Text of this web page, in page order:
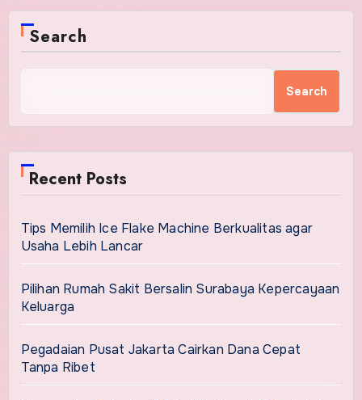
Search
Search
Recent Posts
Tips Memilih Ice Flake Machine Berkualitas agar
Usaha Lebih Lancar
Pilihan Rumah Sakit Bersalin Surabaya Kepercayaan
Keluarga
Pegadaian Pusat Jakarta Cairkan Dana Cepat
Tanpa Ribet